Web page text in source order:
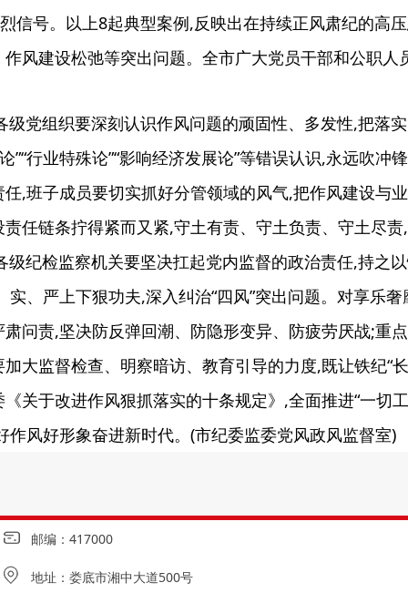
信号。以上8起典型案例,反映出在持续正风肃纪的高
风建设松弛等突出问题。全市广大党员干部和公职
组织要深刻认识作风问题的顽固性、多发性,把落实
”“行业特殊论”“影响经济发展论”等错误认识,永远吹冲
,班子成员要切实抓好分管领域的风气,把作风建设与
任链条拧得紧而又紧,守土有责、守土负责、守土尽
检监察机关要坚决扛起党内监督的政治责任,持之以
实、严上下狠功夫,深入纠治“四风”突出问题。对享乐
问责,坚决防反弹回潮、防隐形变异、防疲劳厌战;重
大监督检查、明察暗访、教育引导的力度,既让铁纪“
关于改进作风狠抓落实的十条规定》,全面推进“一切
作风好形象奋进新时代。(市纪委监委党风政风监督室)
邮编：417000
地址：娄底市湘中大道500号